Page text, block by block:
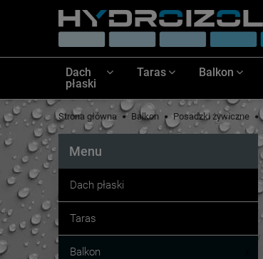
Dach
płaski
Taras Balkon
Strona główna Balkon Posadzki żywiczne
Menu
Dach płaski
Taras
Balkon